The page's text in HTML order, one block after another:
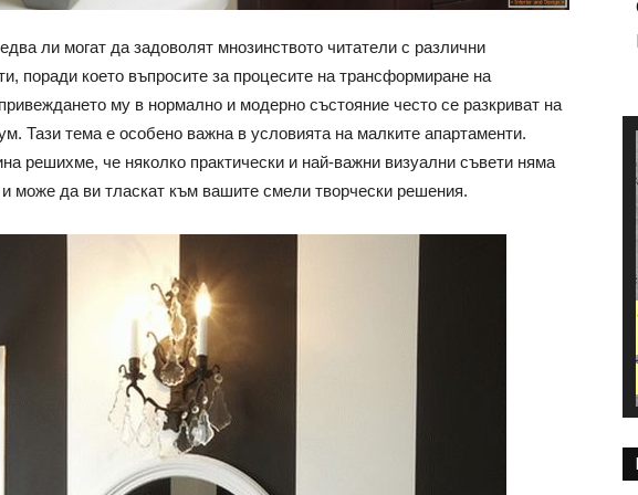
ли могат да задоволят мнозинството читатели с различни
поради което въпросите за процесите на трансформиране на
му в нормално и модерно състояние често се разкриват на
Тази тема е особено важна в условията на малките апартаменти.
решихме, че няколко практически и най-важни визуални съвети няма
може да ви тласкат към вашите смели творчески решения.